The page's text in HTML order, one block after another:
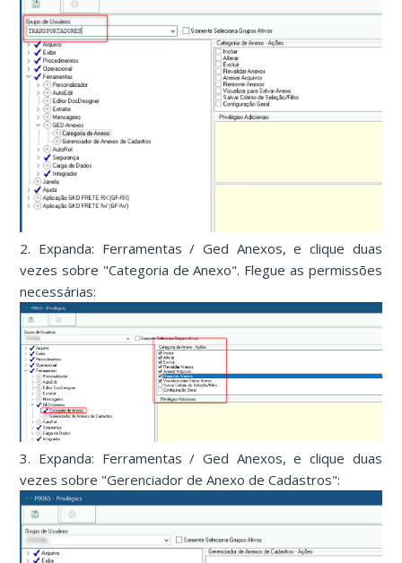
2. Expanda: Ferramentas / Ged Anexos, e clique duas
vezes sobre "Categoria de Anexo". Flegue as permissões
necessárias:
3. Expanda: Ferramentas / Ged Anexos, e clique duas
vezes sobre "Gerenciador de Anexo de Cadastros":